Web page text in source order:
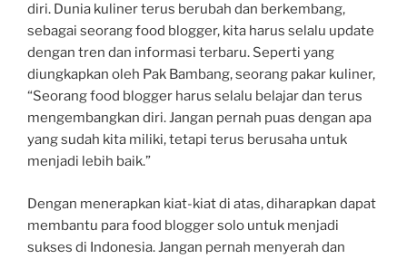
diri. Dunia kuliner terus berubah dan berkembang,
sebagai seorang food blogger, kita harus selalu update
dengan tren dan informasi terbaru. Seperti yang
diungkapkan oleh Pak Bambang, seorang pakar kuliner,
“Seorang food blogger harus selalu belajar dan terus
mengembangkan diri. Jangan pernah puas dengan apa
yang sudah kita miliki, tetapi terus berusaha untuk
menjadi lebih baik.”
Dengan menerapkan kiat-kiat di atas, diharapkan dapat
membantu para food blogger solo untuk menjadi
sukses di Indonesia. Jangan pernah menyerah dan